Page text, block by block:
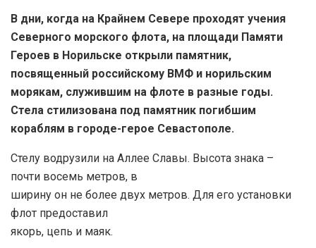
В дни, когда на Крайнем Севере проходят учения
Северного морского флота, на площади Памяти
Героев в Норильске открыли памятник,
посвященный российскому ВМФ и норильским
морякам, служившим на флоте в разные годы.
Стела стилизована под памятник погибшим
кораблям в городе-герое Севастополе.
Стелу водрузили на Аллее Славы. Высота знака –
почти восемь метров, в
ширину он не более двух метров. Для его установки
флот предоставил
якорь, цепь и маяк.